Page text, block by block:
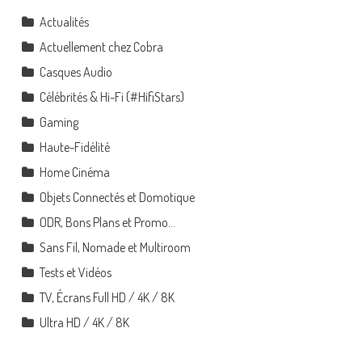
Actualités
Actuellement chez Cobra
Casques Audio
Célébrités & Hi-Fi (#HifiStars)
Gaming
Haute-Fidélité
Home Cinéma
Objets Connectés et Domotique
ODR, Bons Plans et Promo…
Sans Fil, Nomade et Multiroom
Tests et Vidéos
TV, Écrans Full HD / 4K / 8K
Ultra HD / 4K / 8K